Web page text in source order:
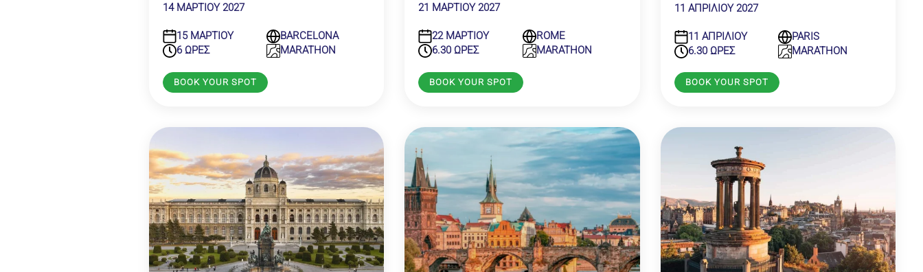
14 ΜΑΡΤΙΟΥ 2027
15 ΜΑΡΤΙΟΥ
BARCELONA
6 ΩΡΕΣ
MARATHON
BOOK YOUR SPOT
21 ΜΑΡΤΙΟΥ 2027
22 ΜΑΡΤΙΟΥ
ROME
6.30 ΩΡΕΣ
MARATHON
BOOK YOUR SPOT
11 ΑΠΡΙΛΙΟΥ 2027
11 ΑΠΡΙΛΙΟΥ
PARIS
6.30 ΩΡΕΣ
MARATHON
BOOK YOUR SPOT